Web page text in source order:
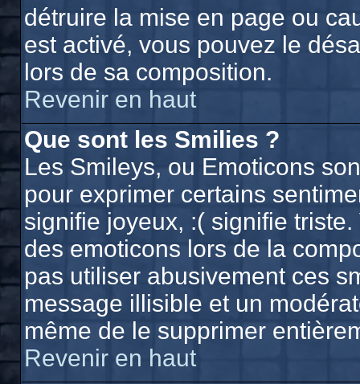
détruire la mise en page ou
est activé, vous pouvez le
lors de sa composition.
Revenir en haut
Que sont les Smilies ?
Les Smileys, ou Emoticons
pour exprimer certains
signifie joyeux, :( signifie
des emoticons lors de la
pas utiliser abusivement ces
message illisible et un
même de le supprimer
Revenir en haut